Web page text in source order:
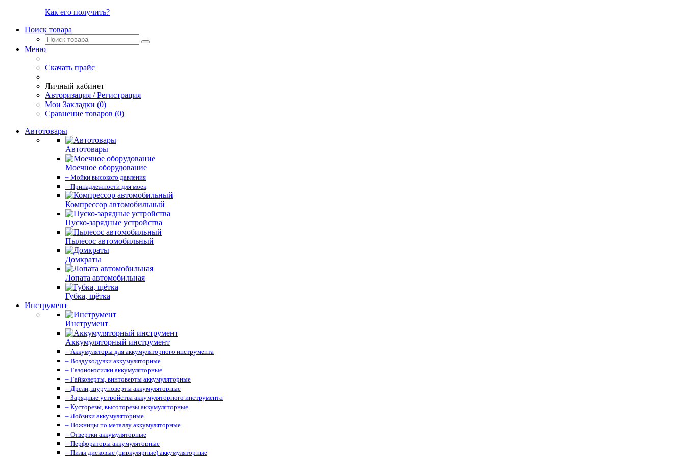
Как его получить?
Поиск товара
Меню
Скачать прайс
Личный кабинет
Авторизация / Регистрация
Мои Закладки (0)
Сравнение товаров (0)
Автотовары
Автотовары
Моечное оборудование
– Мойки высокого давления
– Принадлежности для моек
Компрессор автомобильный
Пуско-зарядные устройства
Пылесос автомобильный
Домкраты
Лопата автомобильная
Губка, щётка
Инструмент
Инструмент
Аккумуляторный инструмент
– Аккумуляторы для аккумуляторного инструмента
– Воздуходувки аккумуляторные
– Газонокосилки аккумуляторные
– Гайковерты, винтоверты аккумуляторные
– Дрели, шуруповерты аккумуляторные
– Зарядные устройства аккумуляторного инструмента
– Кусторезы, высоторезы аккумуляторные
– Лобзики аккумуляторные
– Ножницы по металлу аккумуляторные
– Отвертки аккумуляторные
– Перфораторы аккумуляторные
– Пилы дисковые (циркулярные) аккумуляторные